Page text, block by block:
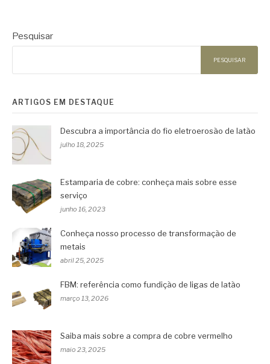
Pesquisar
PESQUISAR
ARTIGOS EM DESTAQUE
Descubra a importância do fio eletroerosão de latão
julho 18, 2025
Estamparia de cobre: conheça mais sobre esse
serviço
junho 16, 2023
Conheça nosso processo de transformação de
metais
abril 25, 2025
FBM: referência como fundição de ligas de latão
março 13, 2026
Saiba mais sobre a compra de cobre vermelho
maio 23, 2025